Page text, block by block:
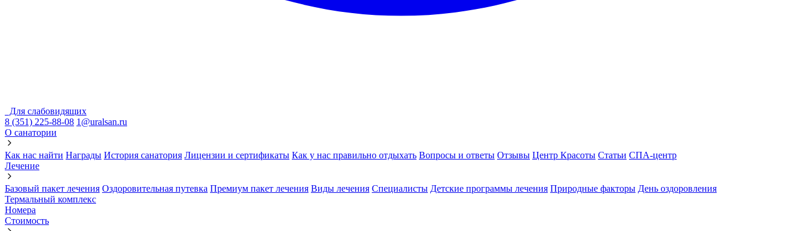
Для слабовидящих
8 (351) 225-88-08 1@uralsan.ru
О санатории
Как нас найти Награды История санатория Лицензии и сертификаты Как у нас правильно отдыхать Вопросы и ответы Отзывы Центр Красоты Статьи СПА-центр
Лечение
Базовый пакет лечения Оздоровительная путевка Премиум пакет лечения Виды лечения Cпециалисты Детские программы лечения Природные факторы День оздоровления
Термальный комплекс
Номера
Стоимость